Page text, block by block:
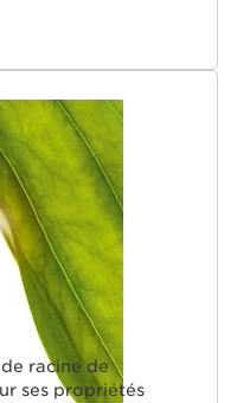
racine de
ses propriétés